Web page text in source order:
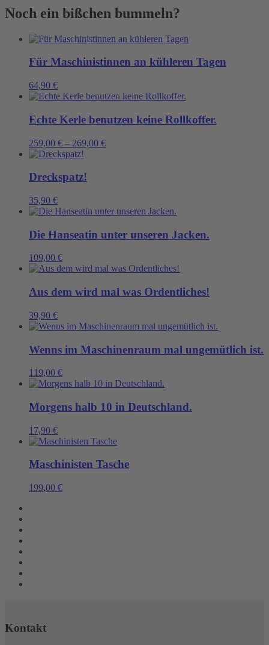
ein
Menge
Noch ein bißchen bummeln?
Für Maschinistinnen an kühleren Tagen
64,90 €
Echte Kerle benutzen keine Rollkoffer.
259,00 € – 269,00 €
Dreckspatz!
35,90 €
Die Hanseatin unter unseren Jacken.
109,00 €
Aus dem wird mal was Ordentliches!
39,90 €
Wenns im Maschinenraum mal ungemütlich ist.
119,00 €
Morgens halb 10 in Deutschland.
17,90 €
Maschinisten Tasche
199,00 €
Kontakt